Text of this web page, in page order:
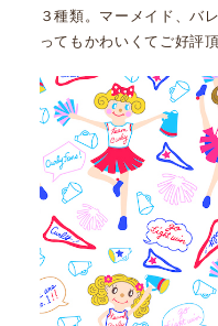
３種類。マーメイド、バ
ってもかわいくてご好評